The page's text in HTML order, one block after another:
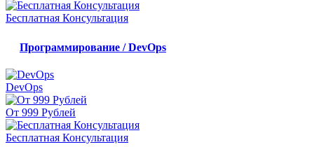
Бесплатная Консультация
Программирование / DevOps
DevOps
От 999 Рублей
Бесплатная Консультация